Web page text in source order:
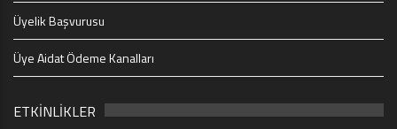
Üyelik Başvurusu
Üye Aidat Ödeme Kanalları
ETKİNLİKLER